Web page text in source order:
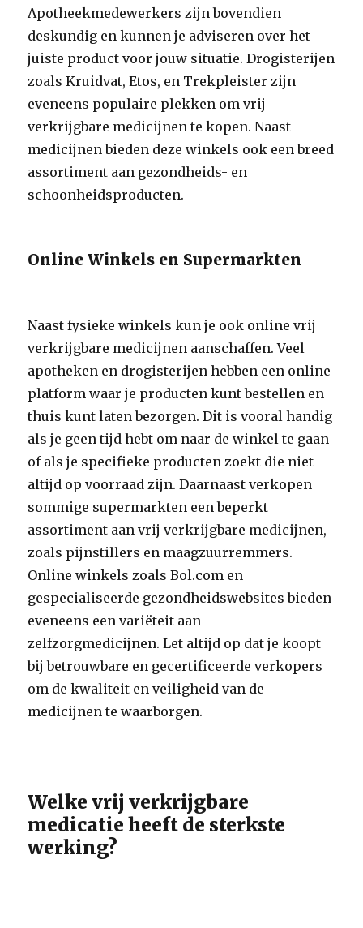
Apotheekmedewerkers zijn bovendien
deskundig en kunnen je adviseren over het
juiste product voor jouw situatie. Drogisterijen
zoals Kruidvat, Etos, en Trekpleister zijn
eveneens populaire plekken om vrij
verkrijgbare medicijnen te kopen. Naast
medicijnen bieden deze winkels ook een breed
assortiment aan gezondheids- en
schoonheidsproducten.
Online Winkels en Supermarkten
Naast fysieke winkels kun je ook online vrij
verkrijgbare medicijnen aanschaffen. Veel
apotheken en drogisterijen hebben een online
platform waar je producten kunt bestellen en
thuis kunt laten bezorgen. Dit is vooral handig
als je geen tijd hebt om naar de winkel te gaan
of als je specifieke producten zoekt die niet
altijd op voorraad zijn. Daarnaast verkopen
sommige supermarkten een beperkt
assortiment aan vrij verkrijgbare medicijnen,
zoals pijnstillers en maagzuurremmers.
Online winkels zoals Bol.com en
gespecialiseerde gezondheidswebsites bieden
eveneens een variëteit aan
zelfzorgmedicijnen. Let altijd op dat je koopt
bij betrouwbare en gecertificeerde verkopers
om de kwaliteit en veiligheid van de
medicijnen te waarborgen.
Welke vrij verkrijgbare
medicatie heeft de sterkste
werking?